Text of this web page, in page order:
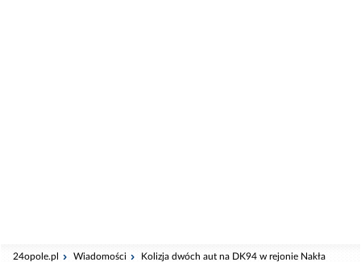
24opole.pl Wiadomości Kolizja dwóch aut na DK94 w rejonie Nakła